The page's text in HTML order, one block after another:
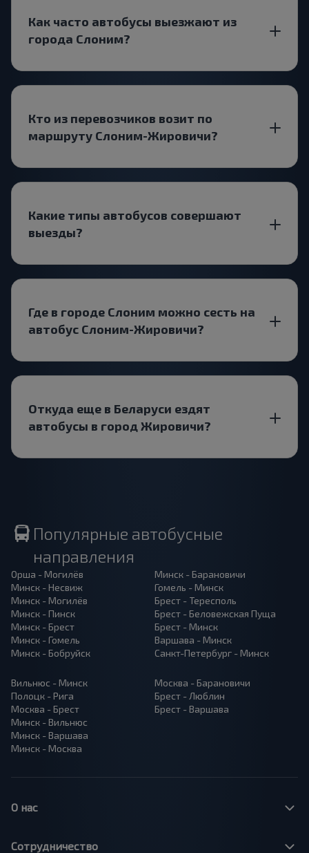
Как часто автобусы выезжают из
города Слоним?
Кто из перевозчиков возит по
маршруту Слоним-Жировичи?
Какие типы автобусов совершают
выезды?
Где в городе Слоним можно сесть на
автобус Слоним-Жировичи?
Откуда еще в Беларуси ездят
автобусы в город Жировичи?
Популярные автобусные
направления
Орша - Могилёв
Минск - Несвиж
Минск - Могилёв
Минск - Пинск
Минск - Брест
Минск - Гомель
Минск - Бобруйск
Минск - Барановичи
Гомель - Минск
Брест - Тересполь
Брест - Беловежская Пуща
Брест - Минск
Варшава - Минск
Санкт-Петербург - Минск
Вильнюс - Минск
Полоцк - Рига
Москва - Брест
Минск - Вильнюс
Минск - Варшава
Минск - Москва
Москва - Барановичи
Брест - Люблин
Брест - Варшава
О нас
Сотрудничество